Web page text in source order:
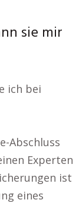
sie mir
ich bei
Abschluss
Experten
ist
eines